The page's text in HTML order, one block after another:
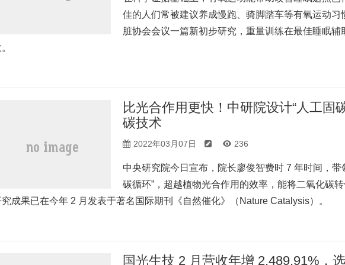
佳的人们常被建议养成慢跑、骑脚踏车等有氧运动习
脏协会会议一篇新初步研究，重量训练在最佳睡眠
比光合作用更快！中研院设计“人工固
碳技术
2022年03月07日 236
中央研究院今日宣布，院长廖俊智费时 7 年时间，带
碳循环”，超越植物光合作用的效率，能将二氧化碳
成果已在今年 2 月发表于著名国际期刊《自然催化》（Nature Catalysis）。
国光生技 2 月营收年增 2,489.91%，